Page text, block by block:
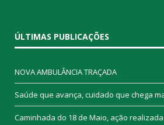
ÚLTIMAS PUBLICAÇÕES
NOVA AMBULÂNCIA TRAÇADA
Saúde que avança, cuidado que chega
Caminhada do 18 de Maio, ação